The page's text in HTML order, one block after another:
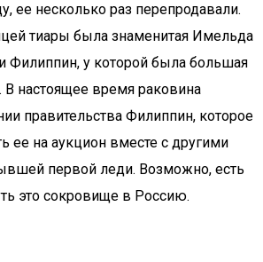
ее несколько раз перепродавали.
тиары была знаменитая Имельда
Филиппин, у которой была большая
В настоящее время раковина
правительства Филиппин, которое
ее на аукцион вместе с другими
первой леди. Возможно, есть
это сокровище в Россию.